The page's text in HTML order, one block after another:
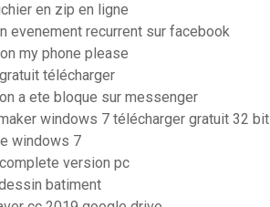
en zip en ligne
evenement recurrent sur facebook
my phone please
télécharger
a ete bloque sur messenger
windows 7 télécharger gratuit 32 bit
windows 7
version pc
batiment